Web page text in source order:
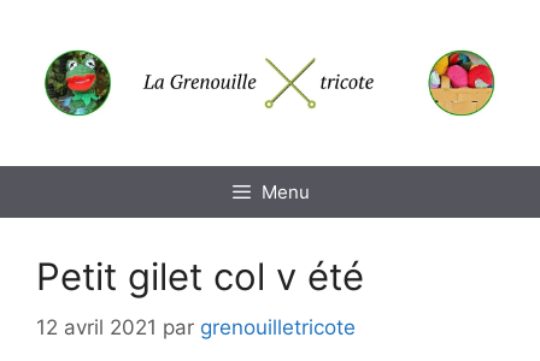
contenu
Menu
Petit gilet col v été
12 avril 2021 par grenouilletricote